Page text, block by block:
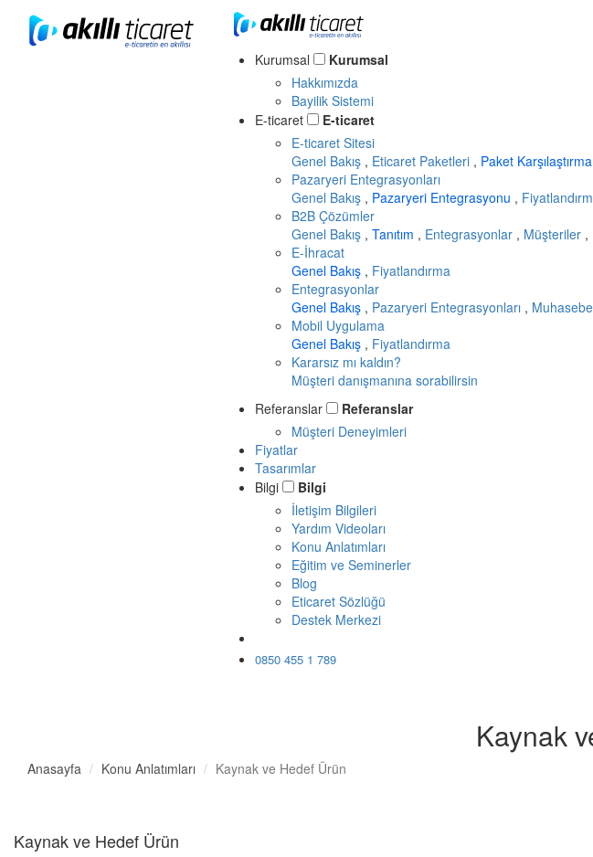
Kurumsal
Kurumsal
Hakkımızda
Bayilik Sistemi
E-ticaret
E-ticaret
E-ticaret Sitesi
Genel Bakış , Eticaret Paketleri , Paket Karşılaştırma
Pazaryeri Entegrasyonları
Genel Bakış , Pazaryeri Entegrasyonu ,
B2B Çözümler
Genel Bakış , Tanıtım , Entegrasyonlar , Müşteriler ,
E-İhracat
Genel Bakış , Fiyatlandırma
Entegrasyonlar
Genel Bakış , Pazaryeri Entegrasyonları ,
Mobil Uygulama
Genel Bakış , Fiyatlandırma
Kararsız mı kaldın?
Müşteri danışmanına sorabilirsin
Referanslar
Referanslar
Müşteri Deneyimleri
Fiyatlar
Tasarımlar
Bilgi
Bilgi
İletişim Bilgileri
Yardım Videoları
Konu Anlatımları
Eğitim ve Seminerler
Blog
Eticaret Sözlüğü
Destek Merkezi
0850 455 1 789
Kaynak
Anasayfa Konu Anlatımları Kaynak ve Hedef Ürün
Kaynak ve Hedef Ürün